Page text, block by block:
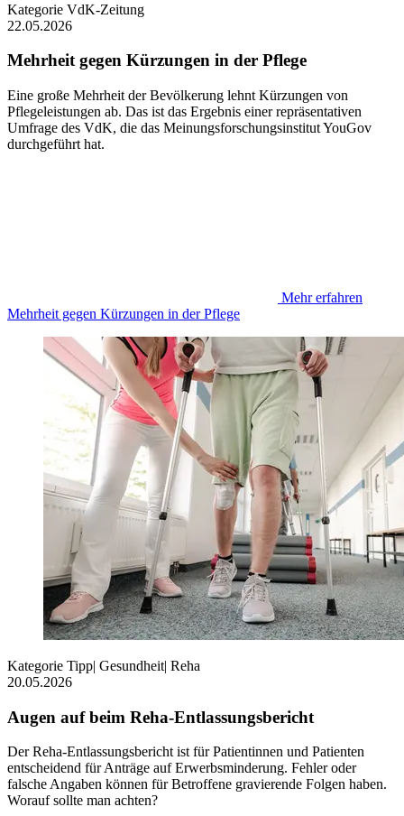
Kategorie VdK-Zeitung
22.05.2026
Mehrheit gegen Kürzungen in der Pflege
Eine große Mehrheit der Bevölkerung lehnt Kürzungen von
Pflegeleistungen ab. Das ist das Ergebnis einer repräsentativen
Umfrage des VdK, die das Meinungsforschungsinstitut YouGov
durchgeführt hat.
Mehr erfahren
Mehrheit gegen Kürzungen in der Pflege
Kategorie Tipp| Gesundheit| Reha
20.05.2026
Augen auf beim Reha-Entlassungsbericht
Der Reha-Entlassungsbericht ist für Patientinnen und Patienten
entscheidend für Anträge auf Erwerbsminderung. Fehler oder
falsche Angaben können für Betroffene gravierende Folgen haben.
Worauf sollte man achten?